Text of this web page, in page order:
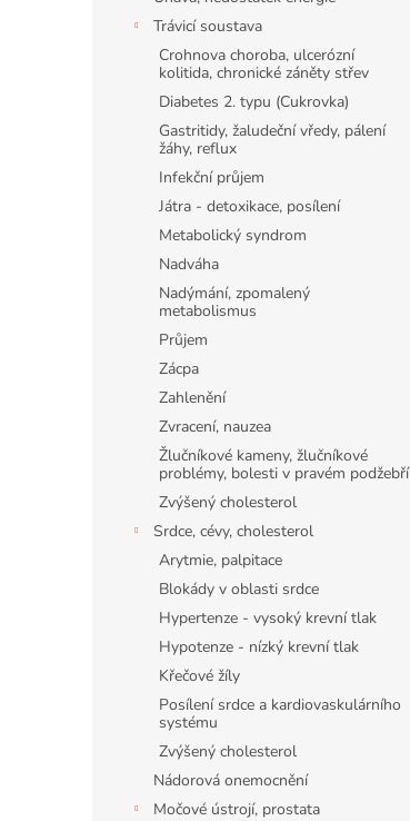
Trávicí soustava
Crohnova choroba, ulcerózní
kolitida, chronické záněty střev
Diabetes 2. typu (Cukrovka)
Gastritidy, žaludeční vředy, pálení
žáhy, reflux
Infekční průjem
Játra - detoxikace, posílení
Metabolický syndrom
Nadváha
Nadýmání, zpomalený
metabolismus
Průjem
Zácpa
Zahlenění
Zvracení, nauzea
Žlučníkové kameny, žlučníkové
problémy, bolesti v pravém podžebří
Zvýšený cholesterol
Srdce, cévy, cholesterol
Arytmie, palpitace
Blokády v oblasti srdce
Hypertenze - vysoký krevní tlak
Hypotenze - nízký krevní tlak
Křečové žíly
Posílení srdce a kardiovaskulárního
systému
Zvýšený cholesterol
Nádorová onemocnění
Močové ústrojí, prostata